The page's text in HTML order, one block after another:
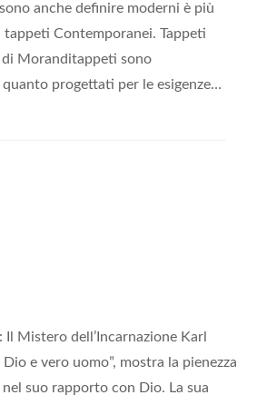
anche definire moderni è più
Contemporanei. Tappeti
Moranditappeti sono
progettati per le esigenze…
Il Mistero dell’Incarnazione Karl
Dio e vero uomo”, mostra la pienezza
nel suo rapporto con Dio. La sua